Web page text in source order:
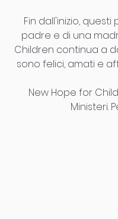
Fin dall'inizio,
padre e di una
Children continua a
sono felici, amati e
New Hope for
Ministeri.